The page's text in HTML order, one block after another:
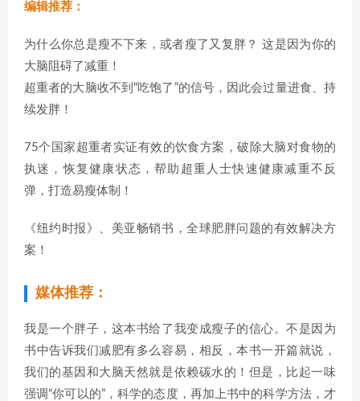
编辑推荐：
为什么你总是瘦不下来，或者瘦了又复胖？ 这是因为你的
大脑阻碍了减重！
超重者的大脑收不到“吃饱了”的信号，因此会过量进食、持
续发胖！
75个国家超重者实证有效的饮食方案，破除大脑对食物的
执迷，恢复健康状态，帮助超重人士快速健康减重不反
弹，打造易瘦体制！
《纽约时报》、美亚畅销书，全球肥胖问题的有效解决方
案！
媒体推荐：
我是一个胖子，这本书给了我变成瘦子的信心。不是因为
书中告诉我们减肥有多么容易，相反，本书一开篇就说，
我们的基因和大脑天然就是依赖碳水的！但是，比起一味
强调“你可以的”，科学的态度，再加上书中的科学方法，才